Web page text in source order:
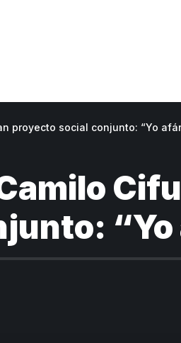
proyecto social conjunto: “Yo